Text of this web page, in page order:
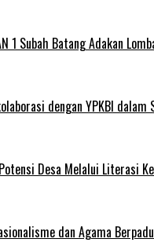
1 Subah Batang Adakan
dengan YPKBI
Desa Melalui Literasi
dan Agama Berpadu